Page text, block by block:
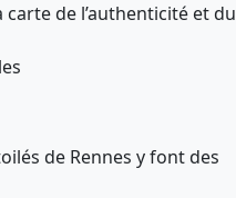
carte de l’authenticité et du
de Rennes y font des